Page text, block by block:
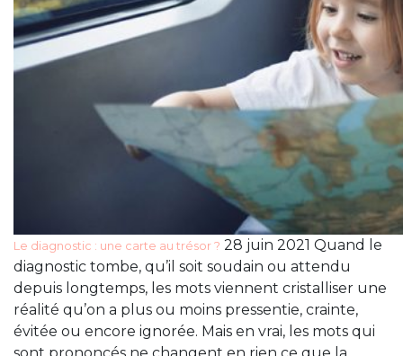
Le diagnostic : une carte au trésor ? 28 juin 2021 Quand le
diagnostic tombe, qu’il soit soudain ou attendu
depuis longtemps, les mots viennent cristalliser une
réalité qu’on a plus ou moins pressentie, crainte,
évitée ou encore ignorée. Mais en vrai, les mots qui
sont prononcés ne changent en rien ce que la